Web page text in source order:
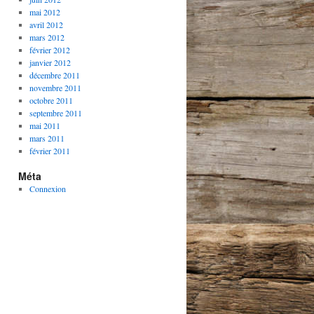
mai 2012
avril 2012
mars 2012
février 2012
janvier 2012
décembre 2011
novembre 2011
octobre 2011
septembre 2011
mai 2011
mars 2011
février 2011
Méta
Connexion